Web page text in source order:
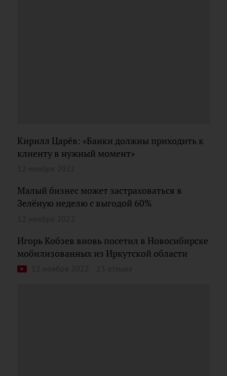
Кирилл Царёв: «Банки должны приходить к
клиенту в нужный момент»
Малый бизнес может застраховаться в
Зелёную неделю с выгодой 60%
Игорь Кобзев вновь посетил в Новосибирске
мобилизованных из Иркутской области